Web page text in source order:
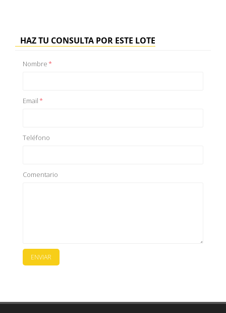
HAZ TU CONSULTA POR ESTE LOTE
Nombre*
Email*
Teléfono
Comentario
ENVIAR